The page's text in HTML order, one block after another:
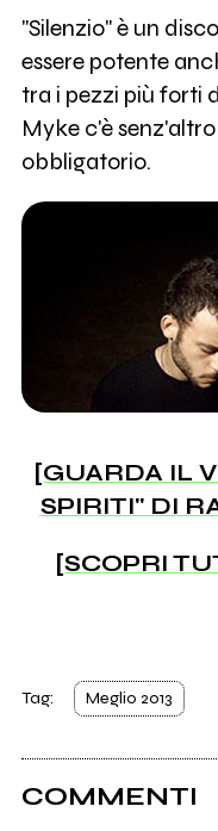
"Silenzio" è un
essere potente
tra i pezzi più forti
Myke c'è
obbligatorio.
[GUARDA IL
SPIRITI" DI
[SCOPRI
Tag: Meglio 2013
COMMENTI